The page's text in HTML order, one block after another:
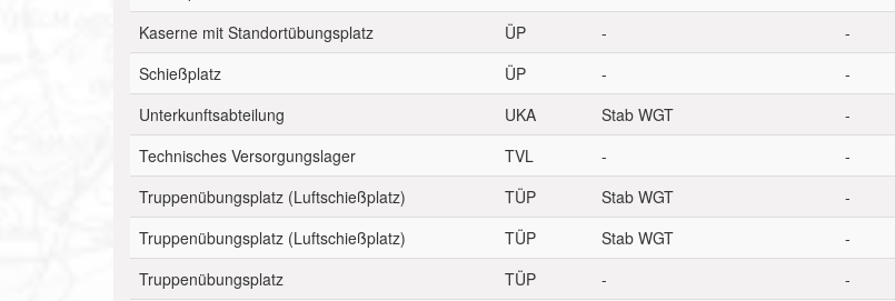
Kaserne mit Standortübungsplatz
ÜP - -
Schießplatz
ÜP - -
Unterkunftsabteilung
UKA Stab WGT -
Technisches Versorgungslager
TVL - -
Truppenübungsplatz (Luftschießplatz)
TÜP Stab WGT -
Truppenübungsplatz (Luftschießplatz)
TÜP Stab WGT -
Truppenübungsplatz
TÜP - -